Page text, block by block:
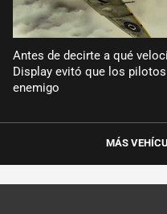
Antes de decirte a qué
Display evitó que los pilotos
enemigo
MÁS